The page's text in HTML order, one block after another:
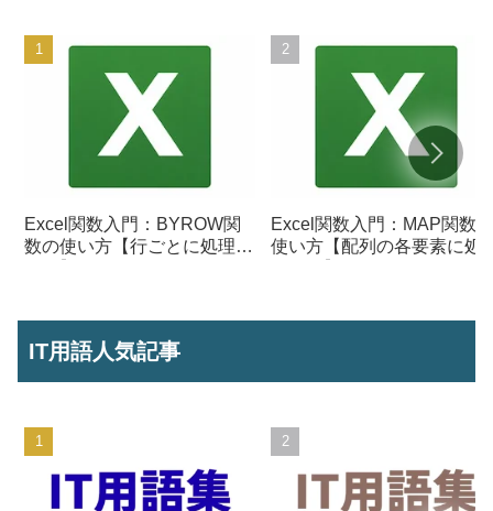
Excel関数入門：BYROW関
数の使い方【行ごとに処理を
Excel関数入門：MAP関数の
使い方【配列の各要素に処
IT用語人気記事